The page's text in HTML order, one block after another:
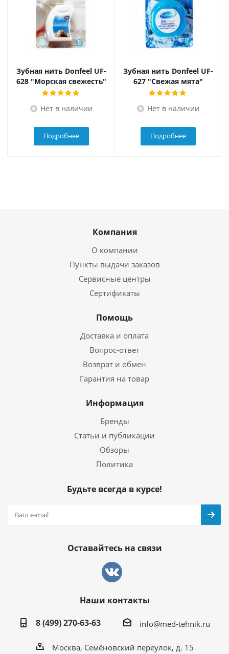
Зубная нить Donfeel UF-
628 "Морская свежесть"
Нет в наличии
Подробнее
Зубная нить Donfeel UF-
627 "Свежая мята"
Нет в наличии
Подробнее
Компания
О компании
Пункты выдачи заказов
Сервисные центры
Сертификаты
Помощь
Доставка и оплата
Вопрос-ответ
Возврат и обмен
Гарантия на товар
Информация
Бренды
Статьи и публикации
Обзоры
Политика
Будьте всегда в курсе!
Оставайтесь на связи
Наши контакты
8 (499) 270-63-63
info@med-tehnik.ru
Москва, Семёновский переулок, д. 15